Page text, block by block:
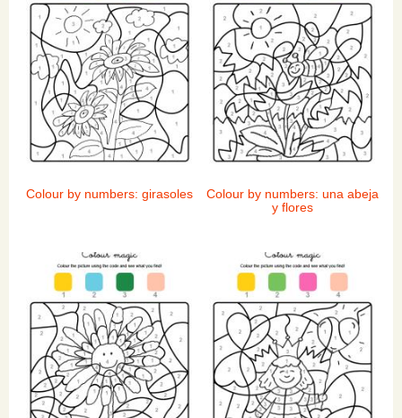
Colour by numbers: girasoles
Colour by numbers: una abeja
y flores